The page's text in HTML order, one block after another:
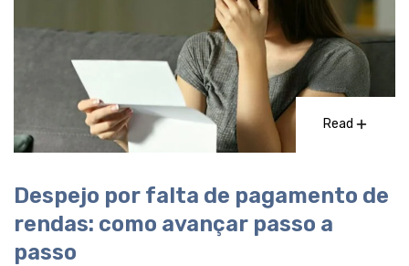
Read
Despejo por falta de pagamento de
rendas: como avançar passo a
passo